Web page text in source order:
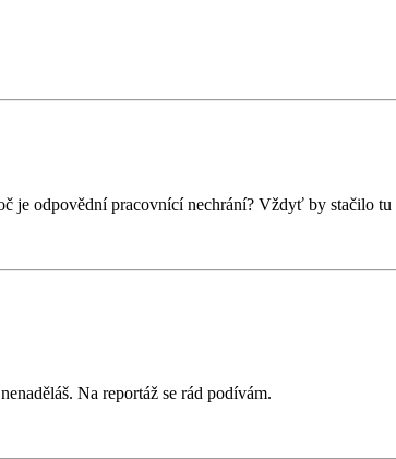
je odpovědní pracovnící nechrání? Vždyť by stačilo
Na reportáž se rád podívám.